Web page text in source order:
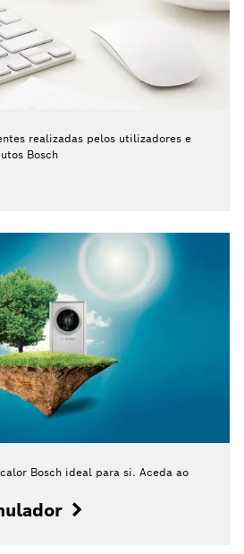
realizadas pelos utilizadores e
Bosch
Bosch ideal para si. Aceda ao